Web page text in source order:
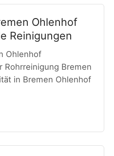
Ohlenhof
Reinigungen
Ohlenhof
Rohrreinigung Bremen
in Bremen Ohlenhof